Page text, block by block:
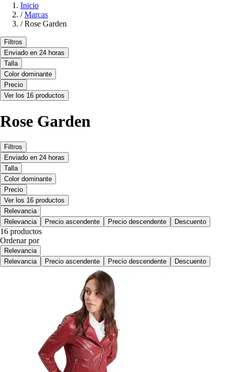
Inicio
/ Marcas
/ Rose Garden
Filtros
Enviado en 24 horas
Talla
Color dominante
Precio
Ver los 16 productos
Rose Garden
Filtros
Enviado en 24 horas
Talla
Color dominante
Precio
Ver los 16 productos
Relevancia
Relevancia
Precio ascendente Precio descendente Descuento
16 productos
Ordenar por
Relevancia
Relevancia
Precio ascendente Precio descendente Descuento